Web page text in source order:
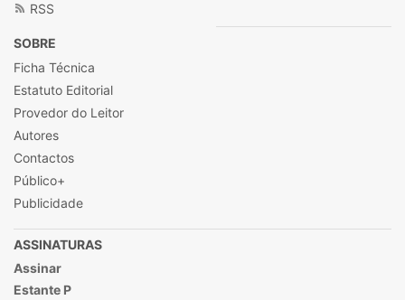
RSS
SOBRE
Ficha Técnica
Estatuto Editorial
Provedor do Leitor
Autores
Contactos
Público+
Publicidade
ASSINATURAS
Assinar
Estante P